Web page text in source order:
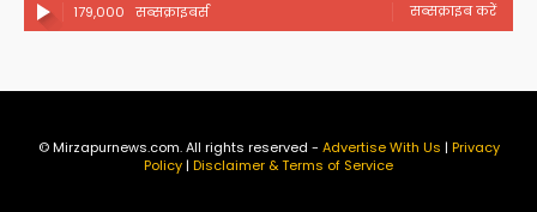
179,000 सब्सक्राइबर्स सब्सक्राइब करें
© Mirzapurnews.com. All rights reserved - Advertise With Us | Privacy
Policy| Disclaimer & Terms of Service